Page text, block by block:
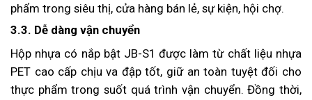
phẩm trong siêu thị, cửa hàng bán lẻ, sự kiện, hội chợ.
3.3. Dễ dàng vận chuyển
Hộp nhựa có nắp bật JB-S1 được làm từ chất liệu nhựa
PET cao cấp chịu va đập tốt, giữ an toàn tuyệt đối cho
thực phẩm trong suốt quá trình vận chuyển. Đồng thời,